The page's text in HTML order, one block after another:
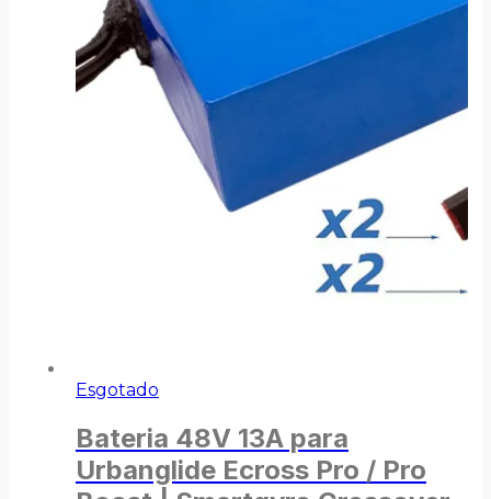
Esgotado
Bateria 48V 13A para
Urbanglide Ecross Pro / Pro